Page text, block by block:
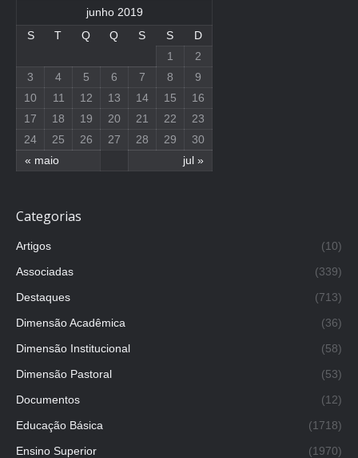
junho 2019
S
T Q Q S S D
« maio jul »
1
2
3
4 5 6 7 8
9
10
11 12 13 14 15
16
17
18 19 20 21 22
23
24
25 26 27 28 29 30
Categorias
Artigos
(10)
Associadas
(339)
Destaques
(713)
Dimensão Acadêmica
(36)
Dimensão Institucional
(58)
Dimensão Pastoral
(53)
Documentos
(12)
Educação Básica
(1718)
Ensino Superior
(1970)